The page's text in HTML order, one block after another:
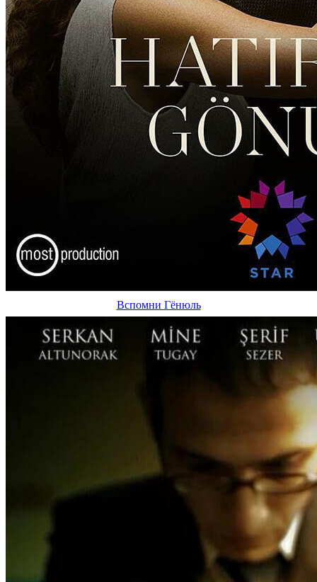
Вспомни Гёнюль